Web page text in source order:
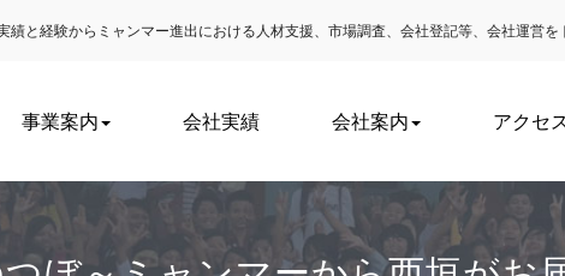
績と経験からミャンマー進出における 人材支援、市場調査、会社登記等、会社運営を
事業案内 会社実績 会社案内 アクセ